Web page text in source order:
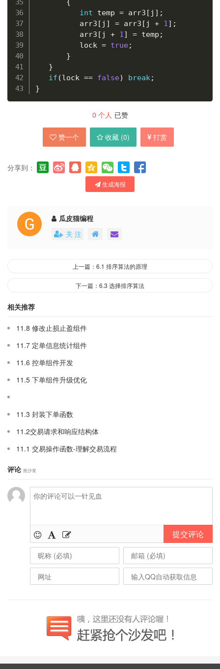
{
int temp = arr3 [ j ] ;
          arr3
[ j ] = arr3 [ j + 1] ;
          arr3
[ j + 1] = temp ;
          lock
= true;
}
}
if (lock == false) break;
}
0 个人 已赞
赞一个 收藏 (0) 打赏
分享到：
生成海报
瓜皮猫编程
关 注
上一篇：6.1 排序算法的原理
下一篇：6.3 选择排序算法
相关推荐
11.8 修改止损止盈组件
11.7 定单信息统计组件
11.6 控单组件开发
11.5 下单组件升级优化
11.3 封装下单函数
11.2交易请求和响应结构体
11.1 交易操作函数-理解交易流程
评论 抢沙发
提交评论